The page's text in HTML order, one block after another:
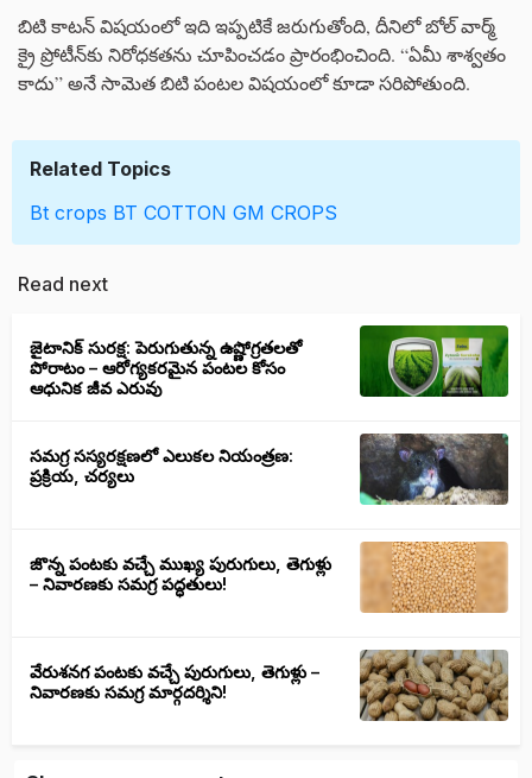
బిటి కాటన్ విషయంలో ఇది ఇప్పటికే జరుగుతోంది, దీనిలో బోల్ వార్మ్
క్రై ప్రోటీన్‌కు నిరోధకతను చూపించడం ప్రారంభించింది. “ఏమీ శాశ్వతం
కాదు” అనే సామెత బిటి పంటల విషయంలో కూడా సరిపోతుంది.
Related Topics
Bt crops BT COTTON GM CROPS
Read next
జైటానిక్ సురక్ష: పెరుగుతున్న ఉష్ణోగ్రతలతో
పోరాటం – ఆరోగ్యకరమైన పంటల కోసం
ఆధునిక జీవ ఎరువు
సమగ్ర సస్యరక్షణలో ఎలుకల నియంత్రణ:
ప్రక్రియ, చర్యలు
జొన్న పంటకు వచ్చే ముఖ్య పురుగులు, తెగుళ్లు
– నివారణకు సమగ్ర పద్ధతులు!
వేరుశనగ పంటకు వచ్చే పురుగులు, తెగుళ్లు –
నివారణకు సమగ్ర మార్గదర్శిని!